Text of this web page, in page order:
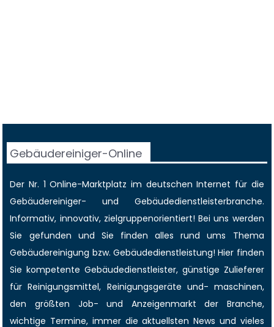
Gebäudereiniger-Online
Der Nr. 1 Online-Marktplatz im deutschen Internet für die
Gebäudereiniger- und Gebäudedienstleisterbranche.
Informativ, innovativ, zielgruppenorientiert! Bei uns werden
Sie gefunden und Sie finden alles rund ums Thema
Gebäudereinigung bzw. Gebäudedienstleistung! Hier finden
Sie kompetente Gebäudedienstleister, günstige Zulieferer
für Reinigungsmittel, Reinigungsgeräte und- maschinen,
den größten Job- und Anzeigenmarkt der Branche,
wichtige Termine, immer dieaktuellsten News und vieles